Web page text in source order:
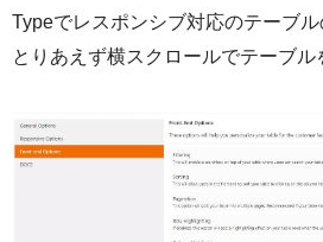
Typeでレスポンシブ対応のテーブル
とりあえず横スクロールでテーブル